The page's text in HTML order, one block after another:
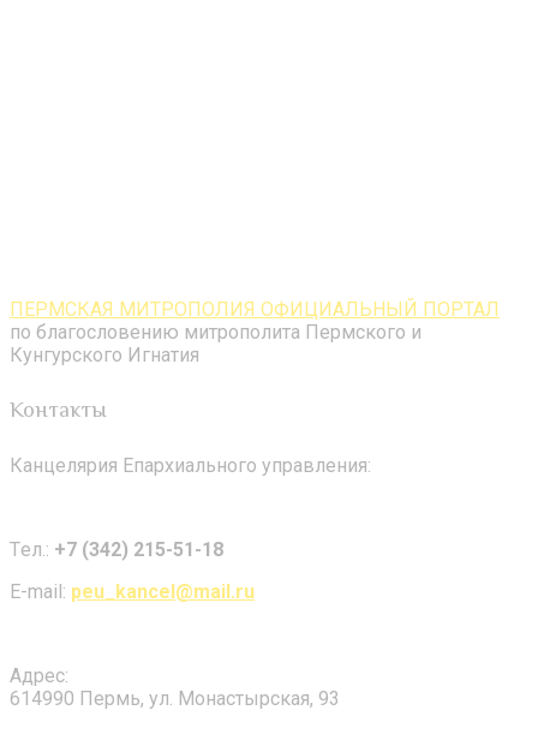
ПЕРМСКАЯ МИТРОПОЛИЯ ОФИЦИАЛЬНЫЙ ПОРТАЛ
по благословению митрополита Пермского и
Кунгурского Игнатия
Контакты
Канцелярия Епархиального управления:
Tел.: +7 (342) 215-51-18
E-mail: peu_kancel@mail.ru
Адрес:
614990 Пермь, ул. Монастырская, 93